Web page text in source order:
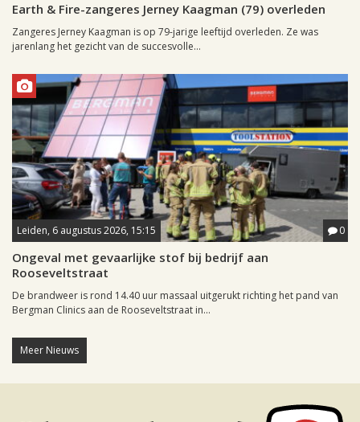
Earth & Fire-zangeres Jerney Kaagman (79) overleden
Zangeres Jerney Kaagman is op 79-jarige leeftijd overleden. Ze was
jarenlang het gezicht van de succesvolle...
Leiden, 6 augustus 2026, 15:15 0
Ongeval met gevaarlijke stof bij bedrijf aan
Rooseveltstraat
De brandweer is rond 14.40 uur massaal uitgerukt richting het pand van
Bergman Clinics aan de Rooseveltstraat in...
Meer Nieuws